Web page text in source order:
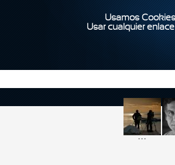
Usamos
Usar cualquier
...